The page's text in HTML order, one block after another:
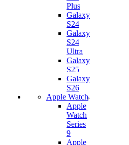
Plus
Galaxy
S24
Galaxy
S24
Ultra
Galaxy
S25
Galaxy
S26
Apple Watch
Apple
Watch
Series
9
Apple